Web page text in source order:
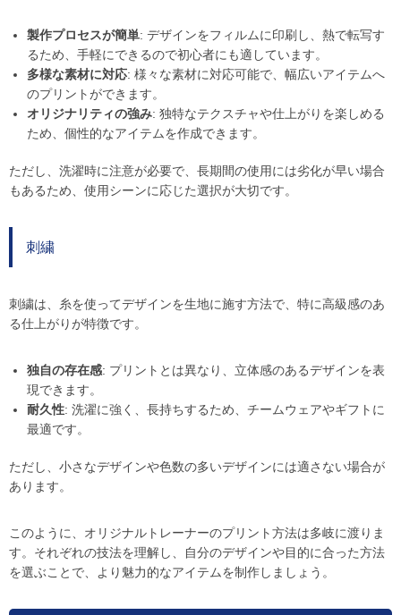
製作プロセスが簡単: デザインをフィルムに印刷し、熱で転写す
るため、手軽にできるので初心者にも適しています。
多様な素材に対応: 様々な素材に対応可能で、幅広いアイテムへ
のプリントができます。
オリジナリティの強み: 独特なテクスチャや仕上がりを楽しめる
ため、個性的なアイテムを作成できます。
ただし、洗濯時に注意が必要で、長期間の使用には劣化が早い場合
もあるため、使用シーンに応じた選択が大切です。
刺繍
刺繍は、糸を使ってデザインを生地に施す方法で、特に高級感のあ
る仕上がりが特徴です。
独自の存在感: プリントとは異なり、立体感のあるデザインを表
現できます。
耐久性: 洗濯に強く、長持ちするため、チームウェアやギフトに
最適です。
ただし、小さなデザインや色数の多いデザインには適さない場合が
あります。
このように、オリジナルトレーナーのプリント方法は多岐に渡りま
す。それぞれの技法を理解し、自分のデザインや目的に合った方法
を選ぶことで、より魅力的なアイテムを制作しましょう。